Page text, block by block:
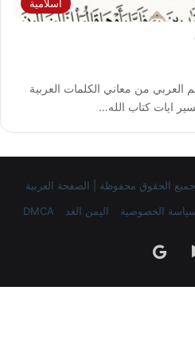
اسلامية
العربي من معاني الكلمات العربية
ايات كتاب الله…
الخصوصية اليمن الغد DMCA
‏Google
Play
google
news